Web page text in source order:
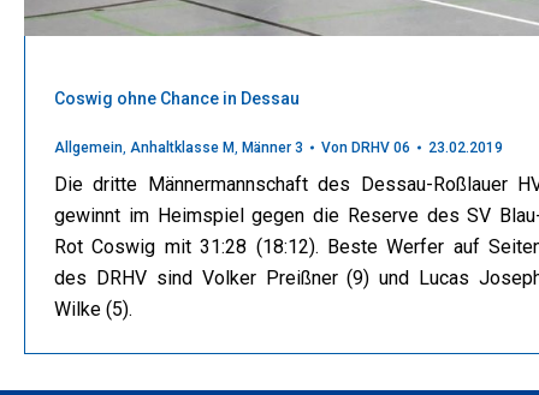
Coswig ohne Chance in Dessau
Allgemein, Anhaltklasse M, Männer 3 Von DRHV 06 23.02.2019
Die dritte Männermannschaft des Dessau-Roßlauer
gewinnt im Heimspiel gegen die Reserve des SV
Rot Coswig mit 31:28 (18:12). Beste Werfer auf
des DRHV sind Volker Preißner (9) und Lucas
Wilke (5).